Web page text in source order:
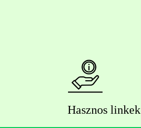
Hasznos linkek